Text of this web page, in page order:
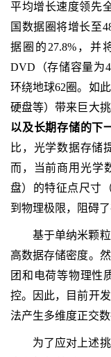
平均增长速度领先
国数据圈将增长至
据圈的27.8%，并
DVD（存储容量为
环绕地球62圈。如
硬盘等）带来巨大挑
以及长期存储的下
比，光学数据存储
而，当前商用光学
盘）的特征点尺寸
到物理极限，阻碍
基于单纳米颗
高数据存储密度。
团和电荷等物理性
控。因此，目前开
法产生多维度正交
为了应对上述